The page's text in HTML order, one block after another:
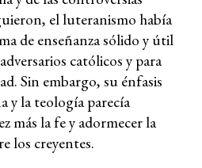
el luteranismo había
de enseñanza sólido y útil
católicos y para
Sin embargo, su énfasis
y la teología parecía
más la fe y adormecer la
los creyentes.